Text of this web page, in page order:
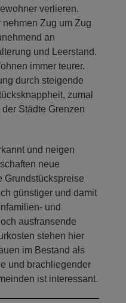
verlieren.
Zug um Zug
an
und Leerstand.
immer teurer.
durch steigende
zumal
Städte Grenzen
und neigen
neue
Grundstückspreise
günstiger und damit
und
ausfransende
stehen hier
im Bestand als
und brachliegender
ist interessant.